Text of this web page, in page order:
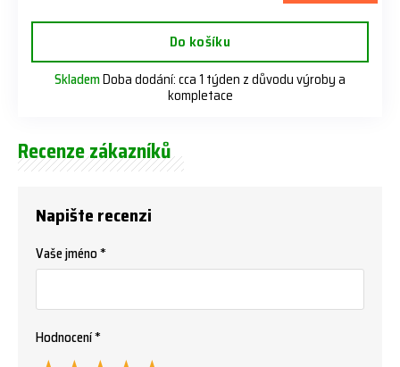
Do košíku
SklademDoba dodání: cca 1 týden z důvodu výroby a
kompletace
Recenze zákazníků
Napište recenzi
Vaše jméno *
Hodnocení *